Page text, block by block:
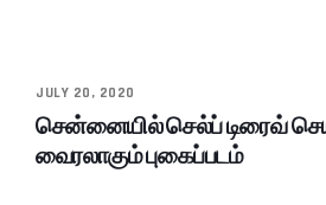
JULY 20, 2020
சென்னையில் செல்ப் டிரைவ்
வைரலாகும் புகைப்படம்